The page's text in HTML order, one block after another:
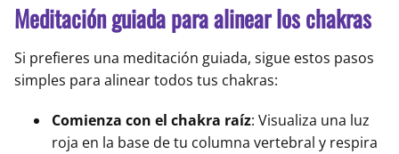
Meditación guiada para alinear los chakras
Si prefieres una meditación guiada, sigue estos pasos
simples para alinear todos tus chakras:
Comienza con el chakra raíz: Visualiza una luz
roja en la base de tu columna vertebral y respira